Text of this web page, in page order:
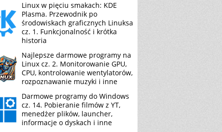
Linux w pięciu smakach: KDE
Plasma. Przewodnik po
środowiskach graficznych Linuksa
cz. 1. Funkcjonalność i krótka
historia
Najlepsze darmowe programy na
Linux cz. 2. Monitorowanie GPU,
CPU, kontrolowanie wentylatorów,
rozpoznawanie muzyki i inne
Darmowe programy do Windows
cz. 14. Pobieranie filmów z YT,
menedżer plików, launcher,
informacje o dyskach i inne